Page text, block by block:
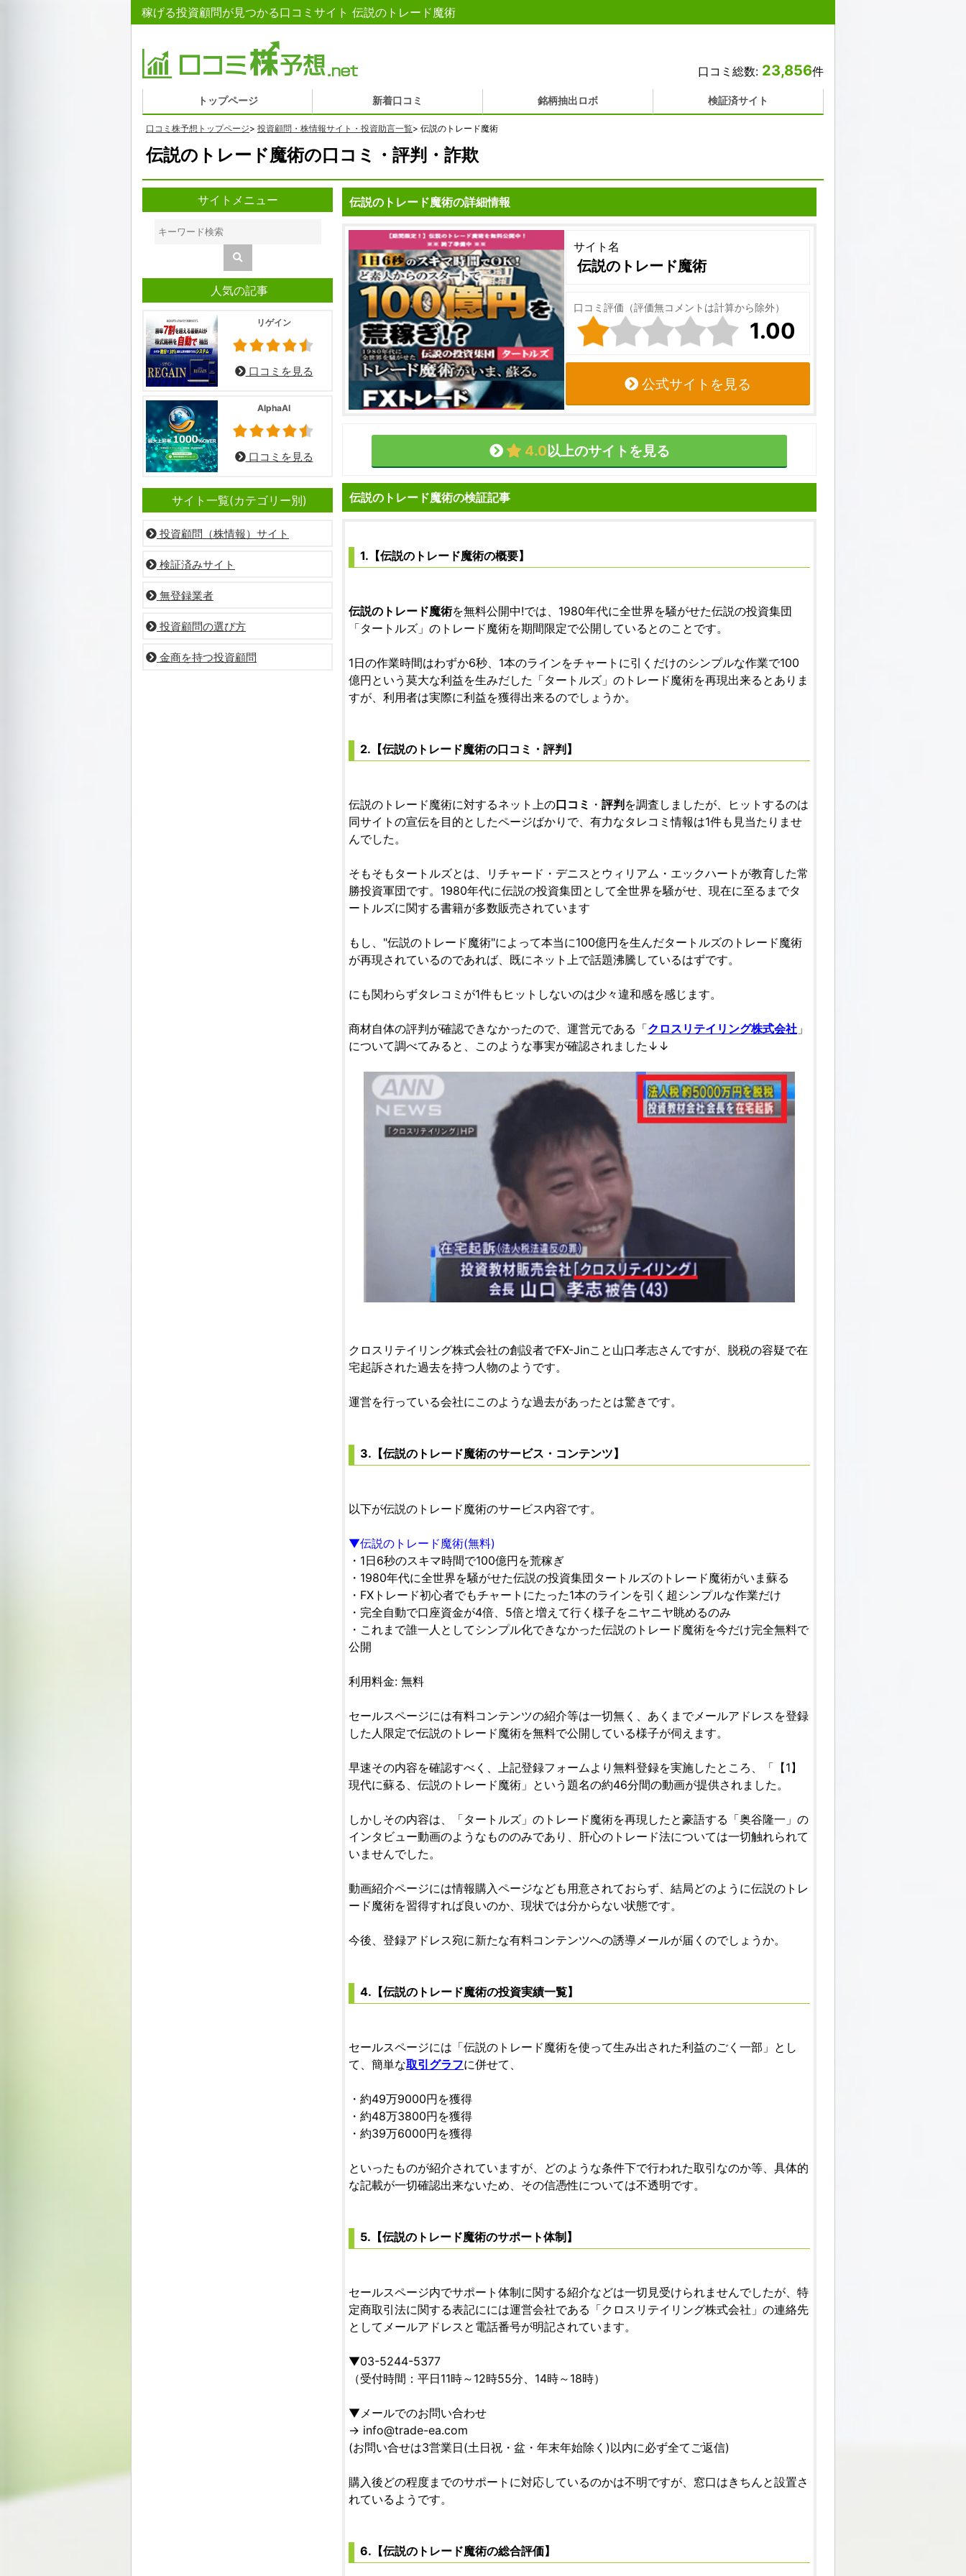
稼げる投資顧問が見つかる口コミサイト 伝説のトレード魔術
口コミ総数: 23,856件
トップページ 新着口コミ 銘柄抽出ロボ 検証済サイト
口コミ株予想トップページ> 投資顧問・株情報サイト・投資助言一覧> 伝説のトレード魔術
伝説のトレード魔術の口コミ・評判・詐欺
伝説のトレード魔術の詳細情報
サイト名
伝説のトレード魔術
口コミ評価（評価無コメントは計算から除外）
1.00
公式サイトを見る
4.0以上のサイトを見る
伝説のトレード魔術の検証記事
1.【伝説のトレード魔術の概要】
伝説のトレード魔術を無料公開中!では、1980年代に全世界を騒がせた伝説の投資集団
「タートルズ」のトレード魔術を期間限定で公開しているとのことです。
1日の作業時間はわずか6秒、1本のラインをチャートに引くだけのシンプルな作業で100
億円という莫大な利益を生みだした「タートルズ」のトレード魔術を再現出来るとありま
すが、利用者は実際に利益を獲得出来るのでしょうか。
2.【伝説のトレード魔術の口コミ・評判】
伝説のトレード魔術に対するネット上の口コミ ・ 評判 を調査しましたが、ヒットするのは
同サイトの宣伝を目的としたページばかりで、有力なタレコミ情報は1件も見当たりませ
んでした。
そもそもタートルズとは、リチャード・デニスとウィリアム・エックハートが教育した常
勝投資軍団です。1980年代に伝説の投資集団として全世界を騒がせ、現在に至るまでタ
ートルズに関する書籍が多数販売されています
もし、"伝説のトレード魔術"によって本当に100億円を生んだタートルズのトレード魔術
が再現されているのであれば、既にネット上で話題沸騰しているはずです。
にも関わらずタレコミが1件もヒットしないのは少々違和感を感じます。
商材自体の評判が確認できなかったので、運営元である「クロスリテイリング株式会社 」
について調べてみると、このような事実が確認されました↓↓
クロスリテイリング株式会社の創設者でFX-Jinこと山口孝志さんですが、脱税の容疑で在
宅起訴された過去を持つ人物のようです。
運営を行っている会社にこのような過去があったとは驚きです。
3.【伝説のトレード魔術のサービス・コンテンツ】
以下が伝説のトレード魔術のサービス内容です。
▼伝説のトレード魔術(無料)
・1日6秒のスキマ時間で100億円を荒稼ぎ
・1980年代に全世界を騒がせた伝説の投資集団タートルズのトレード魔術がいま蘇る
・FXトレード初心者でもチャートにたった1本のラインを引く超シンプルな作業だけ
・完全自動で口座資金が4倍、5倍と増えて行く様子をニヤニヤ眺めるのみ
・これまで誰一人としてシンプル化できなかった伝説のトレード魔術を今だけ完全無料で
公開
利用料金: 無料
セールスページには有料コンテンツの紹介等は一切無く、あくまでメールアドレスを登録
した人限定で伝説のトレード魔術を無料で公開している様子が伺えます。
早速その内容を確認すべく、上記登録フォームより無料登録を実施したところ、「【1】
現代に蘇る、伝説のトレード魔術」という題名の約46分間の動画が提供されました。
しかしその内容は、「タートルズ」のトレード魔術を再現したと豪語する「奥谷隆一」の
インタビュー動画のようなもののみであり、肝心のトレード法については一切触れられて
いませんでした。
動画紹介ページには情報購入ページなども用意されておらず、結局どのように伝説のトレ
ード魔術を習得すれば良いのか、現状では分からない状態です。
今後、登録アドレス宛に新たな有料コンテンツへの誘導メールが届くのでしょうか。
4.【伝説のトレード魔術の投資実績一覧】
セールスページには「伝説のトレード魔術を使って生み出された利益のごく一部」とし
て、簡単な取引グラフに併せて、
・約49万9000円を獲得
・約48万3800円を獲得
・約39万6000円を獲得
といったものが紹介されていますが、どのような条件下で行われた取引なのか等、具体的
な記載が一切確認出来ないため、その信憑性については不透明です。
5.【伝説のトレード魔術のサポート体制】
セールスページ内でサポート体制に関する紹介などは一切見受けられませんでしたが、特
定商取引法に関する表記にには運営会社である「クロスリテイリング株式会社」の連絡先
としてメールアドレスと電話番号が明記されています。
▼03-5244-5377
（受付時間：平日11時～12時55分、14時～18時）
▼メールでのお問い合わせ
→ info@trade-ea.com
(お問い合せは3営業日(土日祝・盆・年末年始除く)以内に必ず全てご返信)
購入後どの程度までのサポートに対応しているのかは不明ですが、窓口はきちんと設置さ
れているようです。
6.【伝説のトレード魔術の総合評価】
サイトメニュー
人気の記事
リゲイン
口コミを見る
AlphaAI
口コミを見る
サイト一覧(カテゴリー別)
投資顧問（株情報）サイト
検証済みサイト
無登録業者
投資顧問の選び方
金商を持つ投資顧問